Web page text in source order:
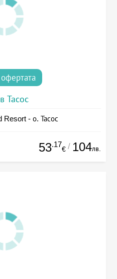
Тасос
- о. Тасос
53.17
€ / 104лв.